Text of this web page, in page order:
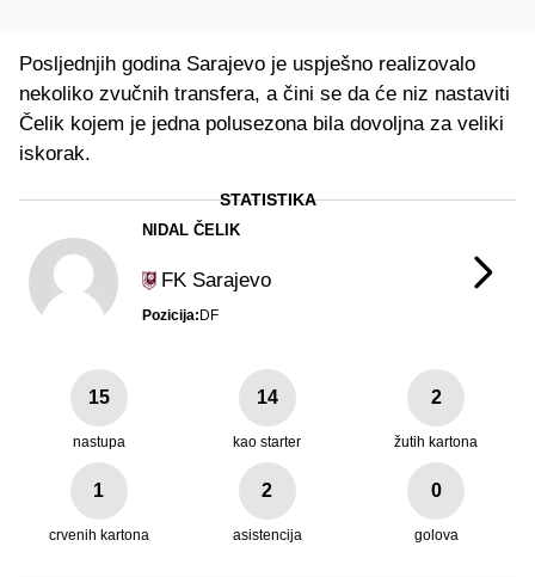
Posljednjih godina Sarajevo je uspješno realizovalo
nekoliko zvučnih transfera, a čini se da će niz nastaviti
Čelik kojem je jedna polusezona bila dovoljna za veliki
iskorak.
NIDAL ČELIK
FK Sarajevo
Pozicija: DF
STATISTIKA
15
nastupa
14
kao starter
2
žutih kartona
1
crvenih kartona
2
asistencija
0
golova